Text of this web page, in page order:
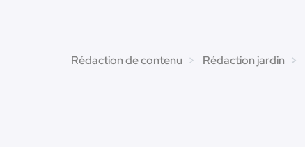
Rédaction de contenu Rédaction jardin